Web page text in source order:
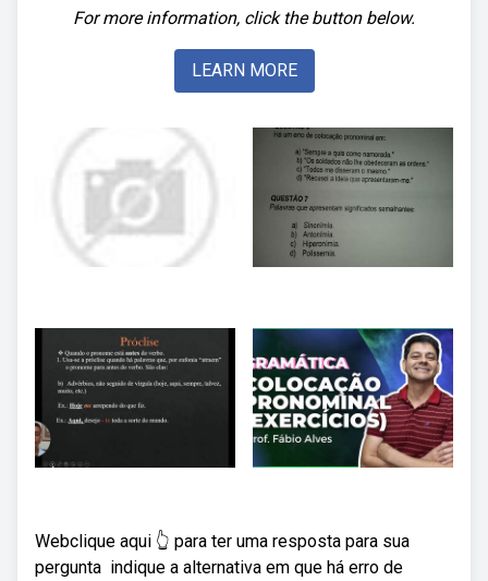
For more information, click the button below.
LEARN MORE
Webclique aqui 👆 para ter uma resposta para sua
pergunta ️ indique a alternativa em que há erro de